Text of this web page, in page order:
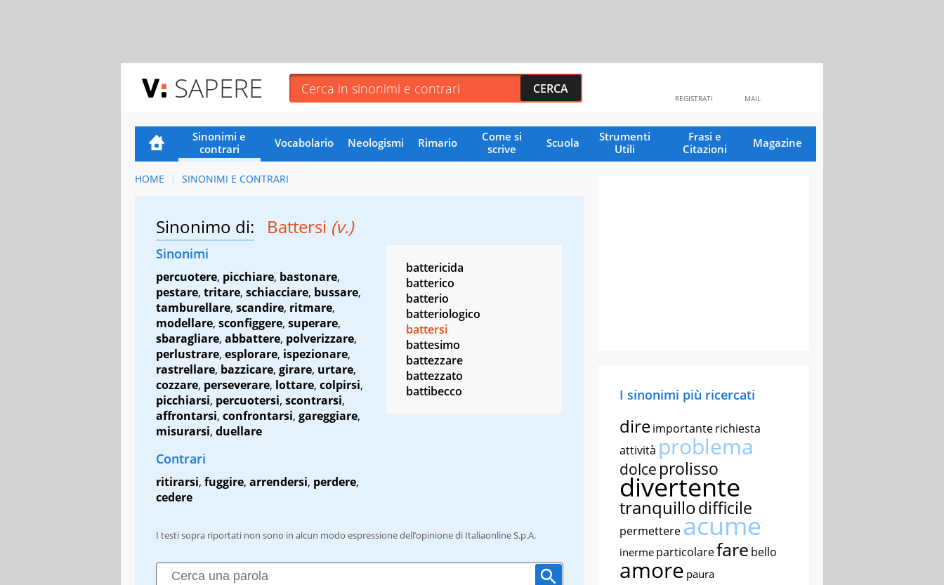
SAPERE MAIL
REGISTRATI
Sinonimi e
contrari
Vocabolario Neologismi Rimario
Come si
scrive
Scuola
Strumenti
Utili
Frasi e
Citazioni
Magazine
HOME SINONIMI E CONTRARI
Sinonimo di: Battersi (v.)
Sinonimi
percuotere, picchiare, bastonare,
pestare, tritare, schiacciare, bussare,
tamburellare, scandire, ritmare,
modellare, sconfiggere, superare,
sbaragliare, abbattere, polverizzare,
perlustrare, esplorare, ispezionare,
rastrellare, bazzicare, girare, urtare,
cozzare, perseverare, lottare, colpirsi,
picchiarsi, percuotersi, scontrarsi,
affrontarsi, confrontarsi, gareggiare,
misurarsi, duellare
Contrari
ritirarsi, fuggire, arrendersi, perdere,
cedere
battericida
batterico
batterio
batteriologico
battersi
battesimo
battezzare
battezzato
battibecco
I testi sopra riportati non sono in alcun modo espressione dell’opinione di Italiaonline S.p.A.
I sinonimi più ricercati
direimportanterichiesta
attività problema
dolce prolisso
divertente
tranquillodifficile
permettereacume
inerme particolarefare bello
amore paura